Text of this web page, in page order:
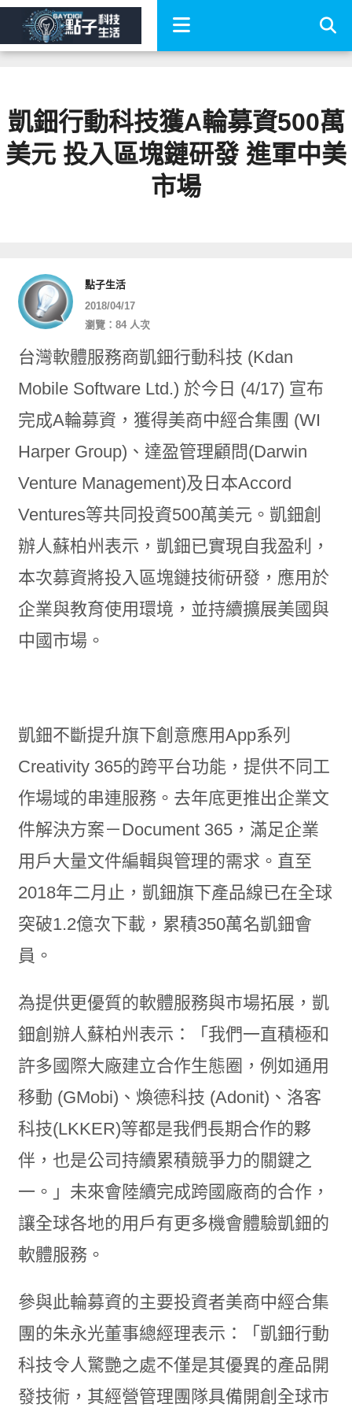
凱鈿行動科技獲A輪募資500萬
美元 投入區塊鏈研發 進軍中美
市場
點子生活
2018/04/17
瀏覽：84 人次
台灣軟體服務商凱鈿行動科技 (Kdan
Mobile Software Ltd.) 於今日 (4/17) 宣布
完成A輪募資，獲得美商中經合集團 (WI
Harper Group)、達盈管理顧問(Darwin
Venture Management)及日本Accord
Ventures等共同投資500萬美元。凱鈿創
辦人蘇柏州表示，凱鈿已實現自我盈利，
本次募資將投入區塊鏈技術研發，應用於
企業與教育使用環境，並持續擴展美國與
中國市場。
凱鈿不斷提升旗下創意應用App系列
Creativity 365的跨平台功能，提供不同工
作場域的串連服務。去年底更推出企業文
件解決方案－Document 365，滿足企業
用戶大量文件編輯與管理的需求。直至
2018年二月止，凱鈿旗下產品線已在全球
突破1.2億次下載，累積350萬名凱鈿會
員。
為提供更優質的軟體服務與市場拓展，凱
鈿創辦人蘇柏州表示：「我們一直積極和
許多國際大廠建立合作生態圈，例如通用
移動 (GMobi)、煥德科技 (Adonit)、洛客
科技(LKKER)等都是我們長期合作的夥
伴，也是公司持續累積競爭力的關鍵之
一。」未來會陸續完成跨國廠商的合作，
讓全球各地的用戶有更多機會體驗凱鈿的
軟體服務。
參與此輪募資的主要投資者美商中經合集
團的朱永光董事總經理表示：「凱鈿行動
科技令人驚艷之處不僅是其優異的產品開
發技術，其經營管理團隊具備開創全球市